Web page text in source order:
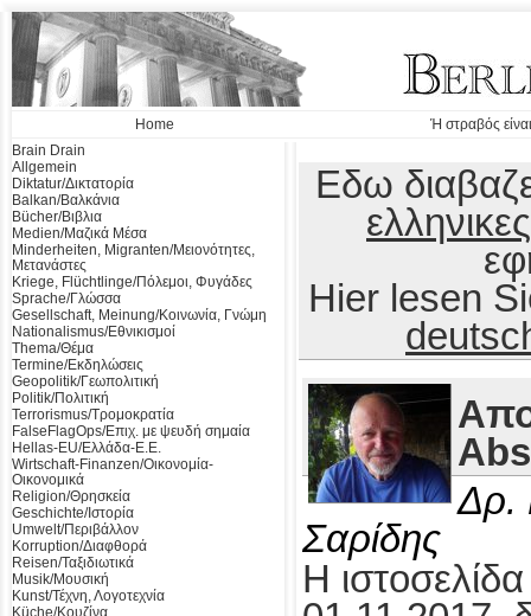
Home
Ή στραβός
Brain Drain
Allgemein
Diktatur/Δικτατορία
Balkan/Βαλκάνια
Bücher/Βιβλια
Medien/Μαζικά Μέσα
Minderheiten, Migranten/Μειονότητες,
Μετανάστες
Kriege, Flüchtlinge/Πόλεμοι, Φυγάδες
Sprache/Γλώσσα
Gesellschaft, Meinung/Κοινωνία, Γνώμη
Nationalismus/Εθνικισμοί
Thema/Θέμα
Termine/Εκδηλώσεις
Geopolitik/Γεωπολιτική
Politik/Πολιτική
Terrorismus/Τρομοκρατία
FalseFlagOps/Επιχ. με ψευδή σημαία
Hellas-EU/Ελλάδα-Ε.Ε.
Wirtschaft-Finanzen/Οικονομία-
Οικονομικά
Religion/Θρησκεία
Geschichte/Ιστορία
Umwelt/Περιβάλλον
Korruption/Διαφθορά
Reisen/Ταξιδιωτικά
Musik/Μουσική
Kunst/Τέχνη, Λογοτεχνία
Küche/Κουζίνα
Εδω
ελληνικες
Hier lesen
Δρ.
Σαρίδης
Η